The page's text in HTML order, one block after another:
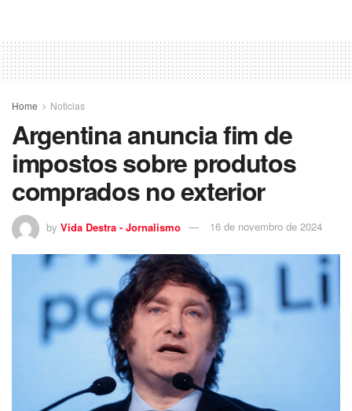
Home Noticias
Argentina anuncia fim de
impostos sobre produtos
comprados no exterior
by Vida Destra - Jornalismo 16 de novembro de 2024